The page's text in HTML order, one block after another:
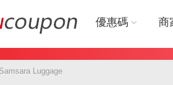
優惠碼 商
Samsara Luggage